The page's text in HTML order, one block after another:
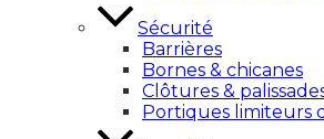
Sécurité
Barrières
Bornes & chicanes
Clôtures &
Portiques limiteurs